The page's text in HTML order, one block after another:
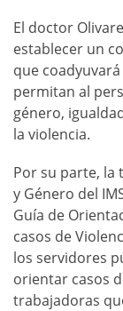
El doctor
establecer un
que
permitan al
género,
la violencia.
Por su parte, la
y Género del
Guía de
casos de
los servidores
orientar casos
trabajadoras